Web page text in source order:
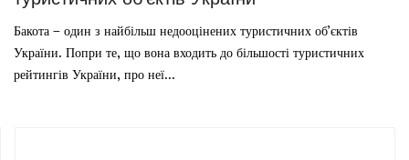
Бакота – один з найбільш недооцінених туристичних об’єктів
України. Попри те, що вона входить до більшості туристичних
рейтингів України, про неї...